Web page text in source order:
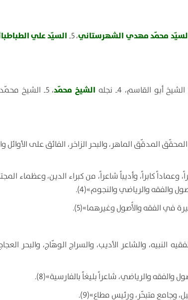
محمّد مهدي الشهرستاني، 5ـ السيّد علي
الشيخ محمّد
، 5ـ الشيخ
المدقّق الماهر، والبحر الزاخر، الفائق على الأوائل
وعماداً كابراً، وأديباً شاعراً، من كبراء الدين، وعظماء
والفقه والرياضي والنجوم»(4).
النبيه، والشاعر الأديب، والسراج الوهّاج، والبحر